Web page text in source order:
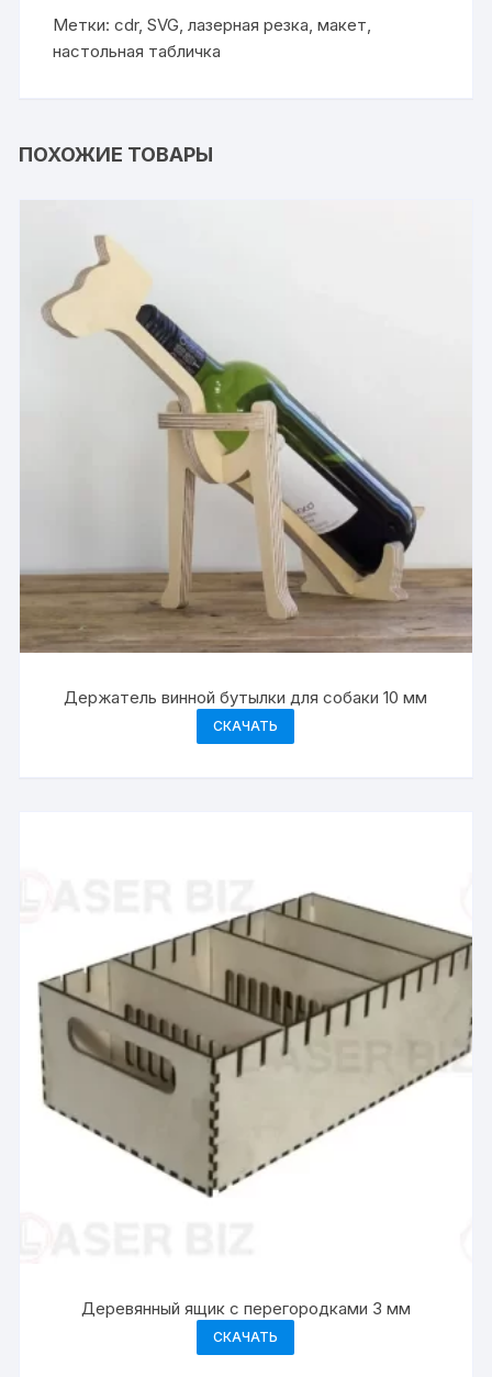
Метки:cdr,SVG,лазерная резка,макет,
настольная табличка
ПОХОЖИЕ ТОВАРЫ
Держатель винной бутылки для собаки 10 мм
СКАЧАТЬ
Деревянный ящик с перегородками 3 мм
СКАЧАТЬ